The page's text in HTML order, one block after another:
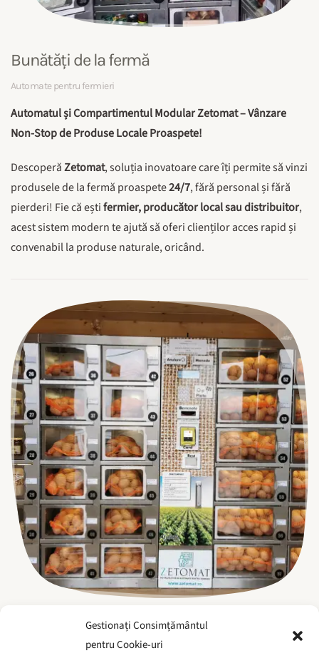
Gestionați Consimțământul
pentru Cookie-uri
Bunătăți de la fermă
Automate pentru fermieri
Automatul și Compartimentul Modular Zetomat – Vânzare
Non-Stop de Produse Locale Proaspete!
DescoperăZetomat, soluția inovatoare care îți permite să vinzi
produsele de la fermă proaspete24/7, fără personal și fără
pierderi! Fie că eștifermier, producător local sau distribuitor,
acest sistem modern te ajută să oferi clienților acces rapid și
convenabil la produse naturale, oricând.
Automat de vânzare legume